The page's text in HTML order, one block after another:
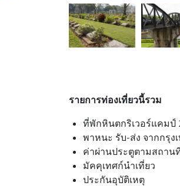
รายการท่องเที่ยวนี้รวม
ที่พักหินตกริเวอร์แคมป์
พาหนะ รับ-ส่ง จากกรุง
ค่าผ่านประตูตามสถาน
มัคคุเทศก์นำเที่ยว
ประกันอุบัติเหตุ